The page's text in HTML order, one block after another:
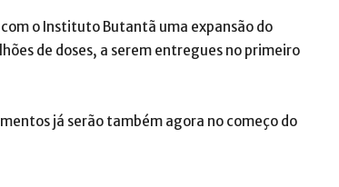
o Instituto Butantã uma expansão do
de doses, a serem entregues no primeiro
já serão também agora no começo do